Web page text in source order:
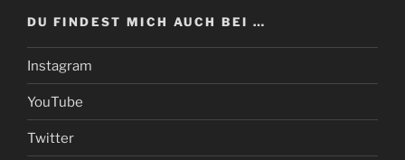
DU FINDEST MICH AUCH BEI …
Instagram
YouTube
Twitter